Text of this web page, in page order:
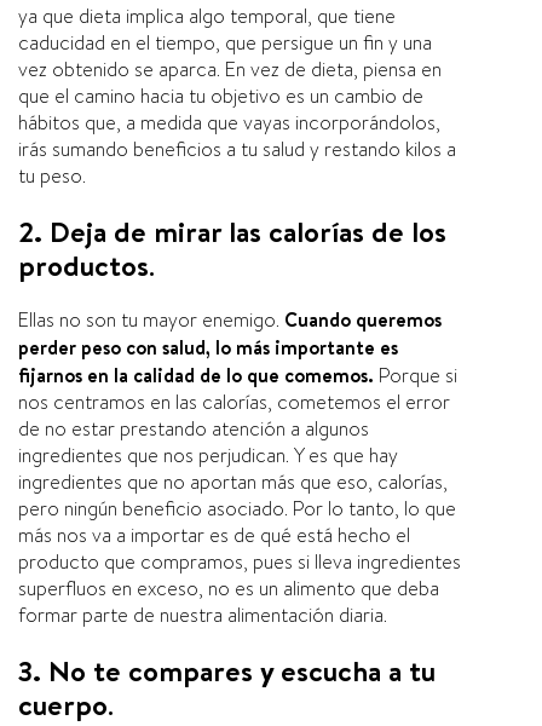
ya que dieta implica algo temporal, que tiene
caducidad en el tiempo, que persigue un fin y una
vez obtenido se aparca. En vez de dieta, piensa en
que el camino hacia tu objetivo es un cambio de
hábitos que, a medida que vayas incorporándolos,
irás sumando beneficios a tu salud y restando kilos a
tu peso.
2. Deja de mirar las calorías de los
productos.
Ellas no son tu mayor enemigo. Cuando queremos
perder peso con salud, lo más importante es
fijarnos en la calidad de lo que comemos. Porque si
nos centramos en las calorías, cometemos el error
de no estar prestando atención a algunos
ingredientes que nos perjudican. Y es que hay
ingredientes que no aportan más que eso, calorías,
pero ningún beneficio asociado. Por lo tanto, lo que
más nos va a importar es de qué está hecho el
producto que compramos, pues si lleva ingredientes
superfluos en exceso, no es un alimento que deba
formar parte de nuestra alimentación diaria.
3. No te compares y escucha a tu
cuerpo.